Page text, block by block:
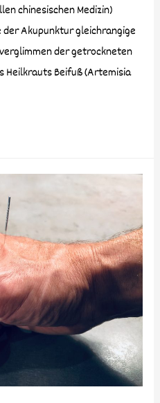
chinesischen Medizin)
Akupunktur gleichrangige
der getrockneten
Heilkrauts Beifuß (Artemisia